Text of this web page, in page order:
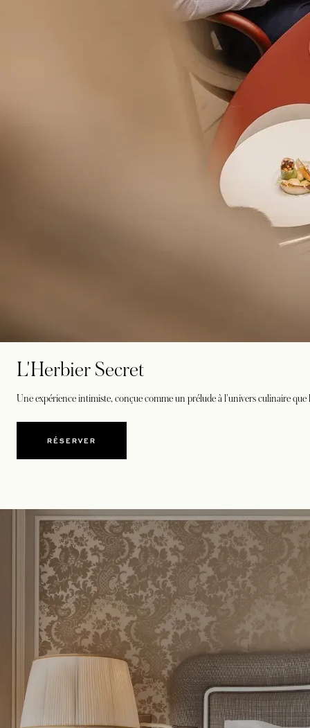
L'Herbier Secret
Une expérience intimiste, conçue comme un prélude à l'univers culinaire
RÉSERVERS’OUVRE DANS UN NOUVEL ONGLET